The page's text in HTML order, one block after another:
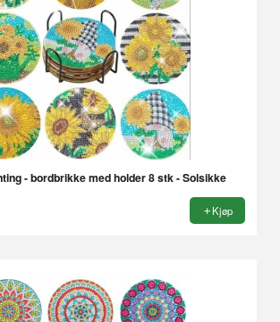
- bordbrikke med holder 8 stk - Solsikke
Kjøp